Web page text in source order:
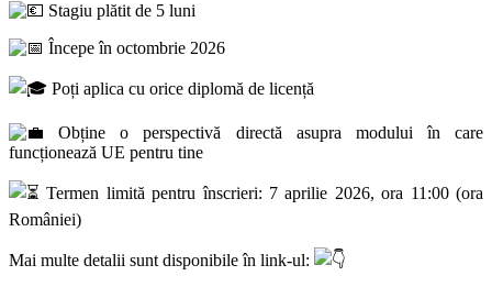
Stagiu plătit de 5 luni
Începe în octombrie 2026
Poți aplica cu orice diplomă de licență
Obține o perspectivă directă asupra modului în care
funcționează UE pentru tine
Termen limită pentru înscrieri: 7 aprilie 2026, ora 11:00 (ora
României)
Mai multe detalii sunt disponibile în link-ul: